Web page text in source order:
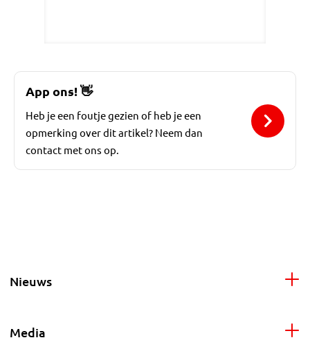
App ons!👋
Heb je een foutje gezien of heb je een
opmerking over dit artikel? Neem dan
contact met ons op.
Nieuws
Media